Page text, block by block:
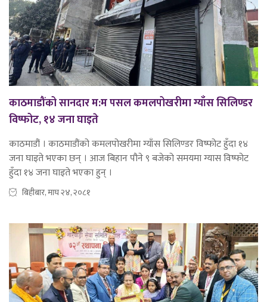
काठमाडौंको सानदार म:म पसल कमलपोखरीमा ग्याँस सिलिण्डर
विष्फोट, १४ जना घाइते
काठमाडौं । काठमाडौंको कमलपोखरीमा ग्याँस सिलिण्डर विष्फोट हुँदा १४
जना घाइते भएका छन् । आज बिहान पौने ९ बजेको समयमा ग्यास विष्फोट
हुँदा १४ जना घाइते भएका हुन् ।
बिहीबार, माघ २४, २०८१